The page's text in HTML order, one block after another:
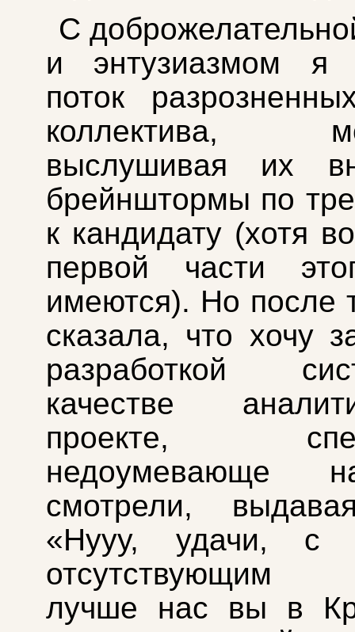
С
и энтузиазмом я
поток
коллектива,
выслушивая их
брейнштормы по
к кандидату (хотя
первой части
имеются). Но после
сказала, что хочу
разработкой
качестве
проекте,
недоумевающе
смотрели,
«Нууу, удачи, с
лучше нас вы в